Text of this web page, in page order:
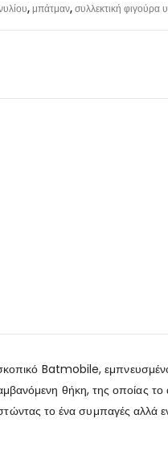
,μπάτμαν,συλλεκτική φιγούρα
Batmobile,
θήκη, της οποίας
το ένα συμπαγές αλλά